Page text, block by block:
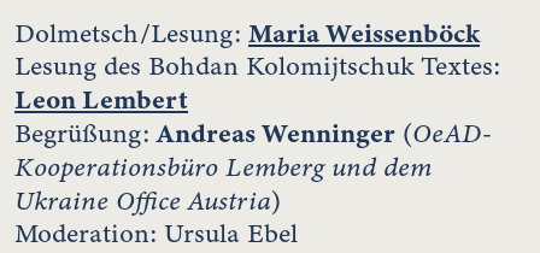
Dolmetsch/Lesung: Maria Weissenböck
Lesung des Bohdan Kolomijtschuk Textes:
Leon Lembert
Begrüßung:Andreas Wenninger (OeAD-
Kooperationsbüro Lemberg und dem
Ukraine Office Austria)
Moderation: Ursula Ebel